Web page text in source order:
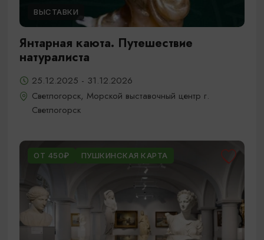
ВЫСТАВКИ
Янтарная каюта. Путешествие
натуралиста
25.12.2025 - 31.12.2026
Светлогорск, Морской выставочный центр г.
Светлогорск
ОТ 450₽ ПУШКИНСКАЯ КАРТА